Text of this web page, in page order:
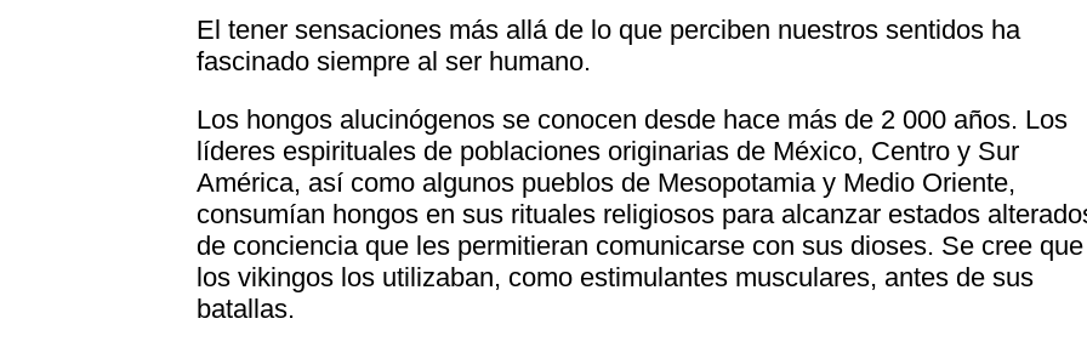
El tener sensaciones más allá de lo que perciben nuestros sentidos ha
fascinado siempre al ser humano.
Los hongos alucinógenos se conocen desde hace más de 2 000 años. Los
líderes espirituales de poblaciones originarias de México, Centro y Sur
América, así como algunos pueblos de Mesopotamia y Medio Oriente,
consumían hongos en sus rituales religiosos para alcanzar estados
de conciencia que les permitieran comunicarse con sus dioses. Se cree que
los vikingos los utilizaban, como estimulantes musculares, antes de sus
batallas.